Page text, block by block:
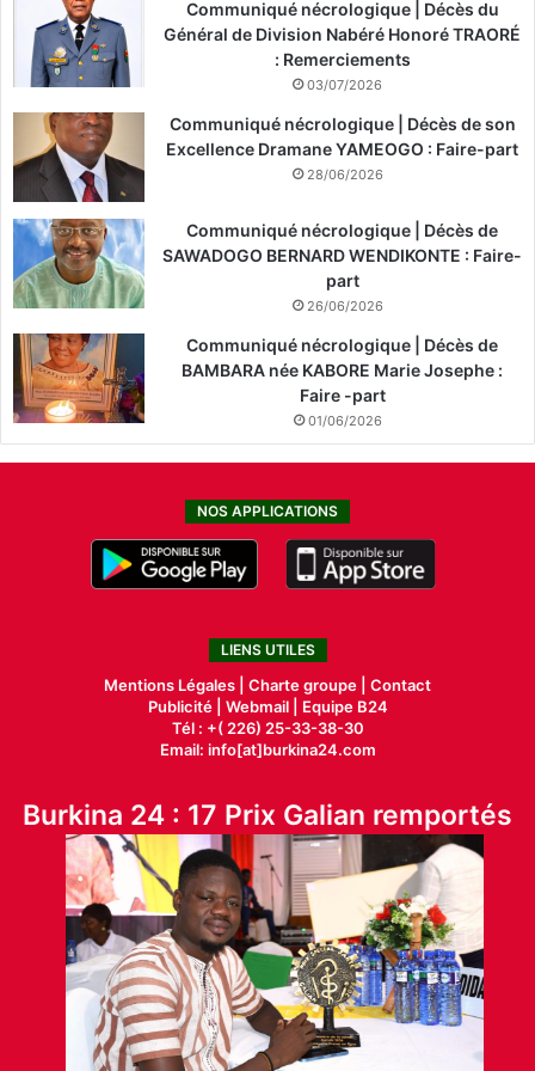
Communiqué nécrologique | Décès du
Général de Division Nabéré Honoré TRAORÉ
: Remerciements
03/07/2026
Communiqué nécrologique | Décès de son
Excellence Dramane YAMEOGO : Faire-part
28/06/2026
Communiqué nécrologique | Décès de
SAWADOGO BERNARD WENDIKONTE : Faire-
part
26/06/2026
Communiqué nécrologique | Décès de
BAMBARA née KABORE Marie Josephe :
Faire -part
01/06/2026
NOS APPLICATIONS
LIENS UTILES
Mentions Légales | Charte groupe | Contact
Publicité| Webmail |
Equipe B24
Tél : +( 226) 25-33-38-30
Email: info[at]burkina24.com
Burkina 24 : 17 Prix Galian remportés